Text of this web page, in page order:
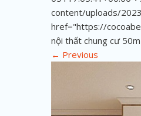
content/uploads/
href="https://
nội thất chung cư
← Previous